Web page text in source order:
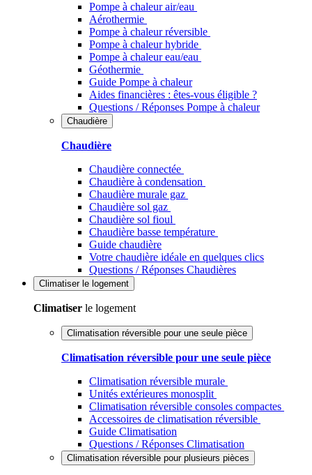
Pompe à chaleur air/eau
Aérothermie
Pompe à chaleur réversible
Pompe à chaleur hybride
Pompe à chaleur​ eau/eau
Géothermie
Guide Pompe à chaleur
Aides financières : êtes-vous éligible ?
Questions / Réponses Pompe à chaleur
Chaudière
Chaudière
Chaudière connectée
Chaudière à condensation
Chaudière murale gaz
Chaudière sol gaz
Chaudière sol fioul
Chaudière basse température
Guide chaudière
Votre chaudière idéale en quelques clics
Questions / Réponses Chaudières
Climatiser le logement
Climatiser le logement
Climatisation réversible pour une seule pièce
Climatisation réversible pour une seule pièce
Climatisation réversible murale
Unités extérieures monosplit
Climatisation réversible consoles compactes
Accessoires de climatisation réversible
Guide Climatisation
Questions / Réponses Climatisation
Climatisation réversible pour plusieurs pièces